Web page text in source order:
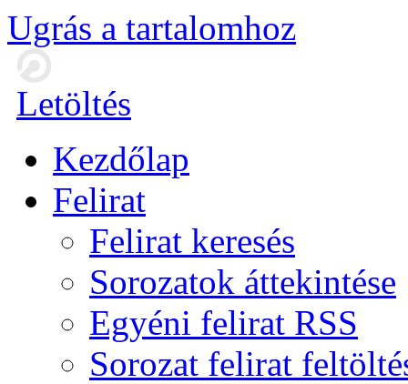
Ugrás a tartalomhoz
Letöltés
Kezdőlap
Felirat
Felirat keresés
Sorozatok áttekintése
Egyéni felirat RSS
Sorozat felirat